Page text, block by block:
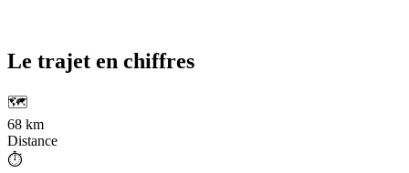
Le trajet en chiffres
🗺️
68 km
Distance
⏱️